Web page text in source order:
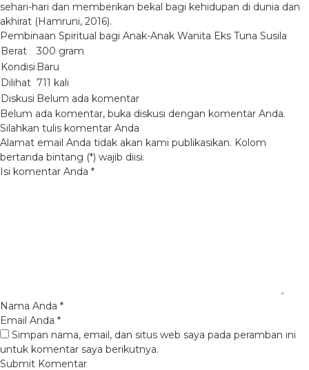
sehari-hari dan memberikan bekal bagi kehidupan di dunia dan
akhirat (Hamruni, 2016).
Pembinaan Spiritual bagi Anak-Anak Wanita Eks Tuna Susila
Berat
300 gram
Kondisi Baru
Dilihat 711 kali
Diskusi Belum ada komentar
Belum ada komentar, buka diskusi dengan komentar Anda.
Silahkan tulis komentar Anda
Alamat email Anda tidak akan kami publikasikan. Kolom
bertanda bintang (*) wajib diisi.
Isi komentar Anda *
Nama Anda *
Email Anda *
Simpan nama, email, dan situs web saya pada peramban ini
untuk komentar saya berikutnya.